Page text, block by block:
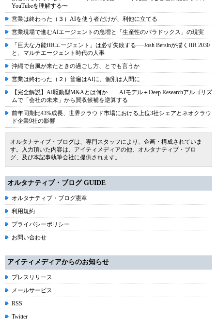
YouTubeを理解する〜
営業は終わった（３）AIを使う者だけが、利他に立てる
営業現場で進むAIエージェントの急増と「生産性のパラドックス」の現実
「巨大な万能HRエージェント」は必ず失敗する----Josh Bersinが描くHR 2030
と、マルチエージェント時代の人事
沖縄で台風が来たときの過ごし方、とでも言うか
営業は終わった（２）普遍はAIに、個別は人間に
【完全解説】AI駆動型M&Aとは何か――AIモデル＋Deep Researchアルゴリズ
ムで「会社の未来」から買収候補を逆算する
前年同期比43%成長、世界クラウド市場における上位3社シェアとネオクラウ
ド企業9社の影響
オルタナティブ・ブログは、専門スタッフにより、企画・構成されていま
す。入力頂いた内容は、アイティメディアの他、オルタナティブ・ブロ
グ、及び本記事執筆会社に提供されます。
オルタナティブ・ブログ GUIDE
オルタナティブ・ブログ憲章
利用規約
プライバシーポリシー
お問い合わせ
アイティメディアからのお知らせ
プレスリリース
メールサービス
RSS
Twitter